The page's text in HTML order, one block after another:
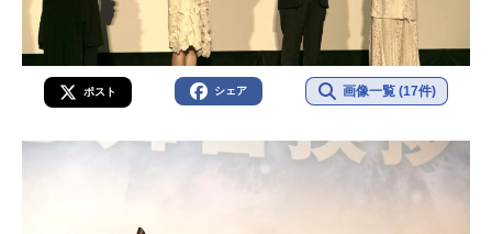
ポスト シェア 画像一覧 (17件)